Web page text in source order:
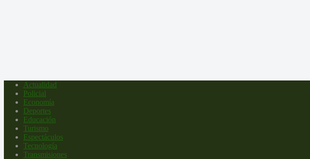
Actualidad
Policial
Economía
Deportes
Educación
Turismo
Espectáculos
Tecnología
Transmisiones